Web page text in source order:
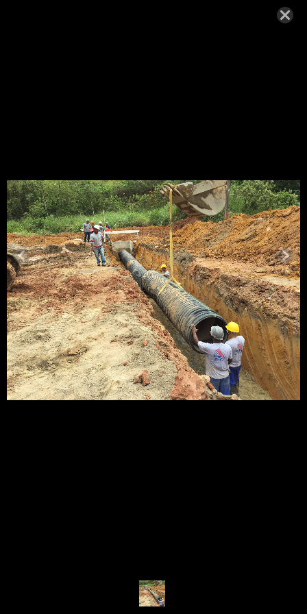
EMPRESA
POLÍTICA DE SEGURANÇA
SERVIÇOS
ONDE ESTAMOS
GALERIA
FALE CONOSCO
Criação de Sites:Agência Digital Space